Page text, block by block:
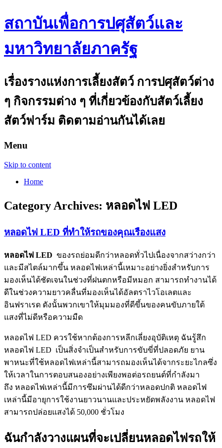
สถาบันเพื่อการปศุสัตว์และ
มหาวิทยาลัยภาครัฐ
เรื่องรางแห่งการเลี้ยงสัตว์ การปศุสัตว์ต่าง
ๆ กิจกรรมต่าง ๆ ที่เกี่ยวข้องกับสัตว์เลี้ยง
สัตว์ฟาร์ม ติดตามอ่านกันได้เลย
Menu
Skip to content
Home
Category Archives: หลอดไฟ LED
หลอดไฟ LED ที่ทำให้รถของคุณเรืองแสง
หลอดไฟ LED ของรถย่อมดีกว่าหลอดทั่วไปเนื่องจากสว่างกว่า
และมีสไตล์มากขึ้น หลอดไฟเหล่านี้เหมาะอย่างยิ่งสำหรับการ
มองเห็นได้ชัดเจนในช่วงที่ฝนตกหรือมีหมอก สามารถทำงานได้
ดีในช่วงความยาวคลื่นที่มองเห็นได้อัลตราไวโอเลตและ
อินฟราเรด ดังนั้นพวกเขาให้มุมมองที่ดีขึ้นของคนขับภายใต้
แสงที่ไม่ดีหรือความมืด
หลอดไฟ LED ควรใช้หากต้องการหลีกเลี่ยงอุบัติเหตุ ฉันรู้สึก
หลอดไฟ LED เป็นสิ่งจำเป็นสำหรับการขับขี่ที่ปลอดภัย ยาน
พาหนะที่ใช้หลอดไฟเหล่านี้สามารถมองเห็นได้จากระยะไกลซึ่ง
ให้เวลาในการตอบสนองอย่างเพียงพอต่อรถยนต์ที่กำลังมา
ถึง หลอดไฟเหล่านี้มีการซึมผ่านได้ดีกว่าหลอดปกติ หลอดไฟ
เหล่านี้มีอายุการใช้งานยาวนานและประหยัดพลังงาน หลอดไฟ
สามารถปล่อยแสงได้ 50,000 ชั่วโมง
ฉันกำลังวางแผนที่จะเปลี่ยนหลอดไฟรถให้